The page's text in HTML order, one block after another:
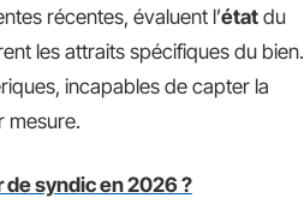
récentes, évaluent l’état du
les attraits spécifiques du bien.
incapables de capter la
mesure.
de syndic en 2026 ?